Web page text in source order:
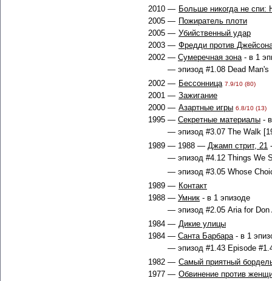
2010 — Больше никогда не спи:
2005 — Пожиратель плоти
2005 — Убийственный удар
2003 — Фредди против
2002 — Сумеречная зона- в 1
— эпизод #1.08 Dead Man's
2002 — Бессонница 7.9/10 (80)
2001 — Зажигание
2000 — Азартные игры 6.8/10 (13)
1995 — Секретные материалы -
— эпизод #3.07 The Walk
1989 — 1988 — Джамп стрит, 21
— эпизод #4.12 Things We
— эпизод #3.05 Whose
1989 — Контакт
1988 — Умник - в 1 эпизоде
— эпизод #2.05 Aria for Don
1984 — Дикие улицы
1984 — Санта Барбара- в 1
— эпизод #1.43 Episode
1982 — Самый приятный
1977 — Обвинение против